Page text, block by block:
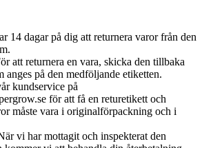
14 dagar på dig att returnera varor från den
att returnera en vara, skicka den tillbaka
anges på den medföljande etiketten.
kundservice på
för att få en returetikett och
måste vara i originalförpackning och i
vi har mottagit och inspekterat den